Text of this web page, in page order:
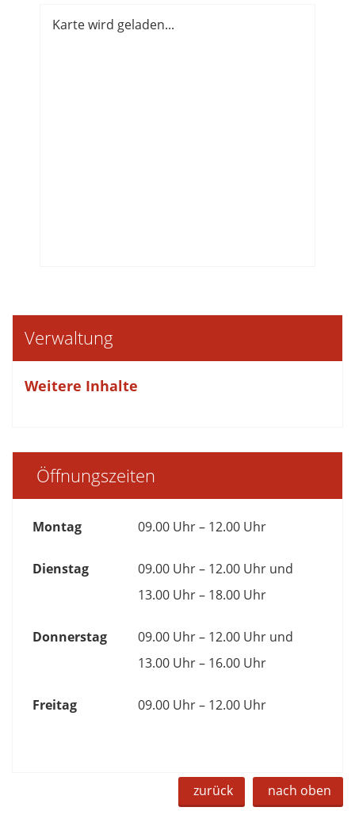
Karte wird geladen...
Verwaltung
Weitere Inhalte
Öffnungszeiten
Montag 09.00 Uhr – 12.00 Uhr
Dienstag
09.00 Uhr – 12.00 Uhr und
13.00 Uhr – 18.00 Uhr
Donnerstag
09.00 Uhr – 12.00 Uhr und
13.00 Uhr – 16.00 Uhr
Freitag 09.00 Uhr – 12.00 Uhr
zurück nach oben